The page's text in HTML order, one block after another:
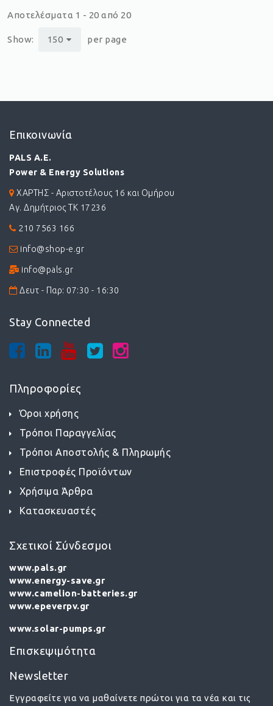
Αποτελέσματα 1 - 20 από 20
Show: 150 per page
Επικοινωνία
PALS A.E.
Power & Energy Solutions
ΧΑΡΤΗΣ - Αριστοτέλους 16 και Ομήρου
Αγ. Δημήτριος ΤΚ 17236
210 7563 166
info@shop-e.gr
info@pals.gr
Δευτ - Παρ: 07:30 - 16:30
Stay Connected
Πληροφορίες
Όροι χρήσης
Τρόποι Παραγγελίας
Τρόποι Αποστολής & Πληρωμής
Επιστροφές Προϊόντων
Χρήσιμα Άρθρα
Κατασκευαστές
Σχετικοί Σύνδεσμοι
www.pals.gr
www.energy-save.gr
www.camelion-batteries.gr
www.epeverpv.gr
www.solar-pumps.gr
Επισκεψιμότητα
Newsletter
Εγγραφείτε για να μαθαίνετε πρώτοι για τα νέα και τις